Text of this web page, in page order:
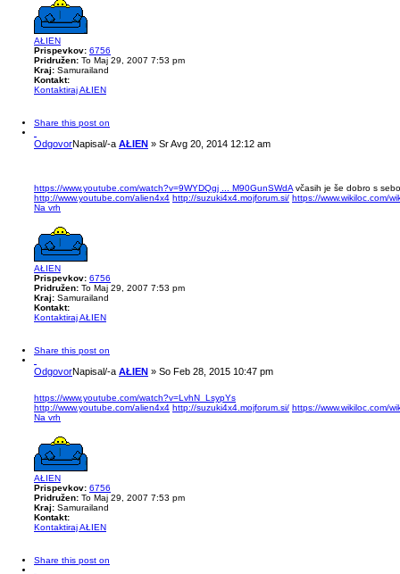
AŁIEN
Prispevkov: 6756
Pridružen: To Maj 29, 2007 7:53 pm
Kraj: Samurailand
Kontakt:
Kontaktiraj AŁIEN
Share this post on
OdgovorNapisal/-a AŁIEN » Sr Avg 20, 2014 12:12 am
https://www.youtube.com/watch?v=9WYDQgj ... M90GunSWdA včasih je še dobro s
http://www.youtube.com/alien4x4 http://suzuki4x4.mojforum.si/ https://www.wikiloc.com/
Na vrh
AŁIEN
Prispevkov: 6756
Pridružen: To Maj 29, 2007 7:53 pm
Kraj: Samurailand
Kontakt:
Kontaktiraj AŁIEN
Share this post on
OdgovorNapisal/-a AŁIEN » So Feb 28, 2015 10:47 pm
https://www.youtube.com/watch?v=LvhN_LsypYs
http://www.youtube.com/alien4x4 http://suzuki4x4.mojforum.si/ https://www.wikiloc.com/
Na vrh
AŁIEN
Prispevkov: 6756
Pridružen: To Maj 29, 2007 7:53 pm
Kraj: Samurailand
Kontakt:
Kontaktiraj AŁIEN
Share this post on